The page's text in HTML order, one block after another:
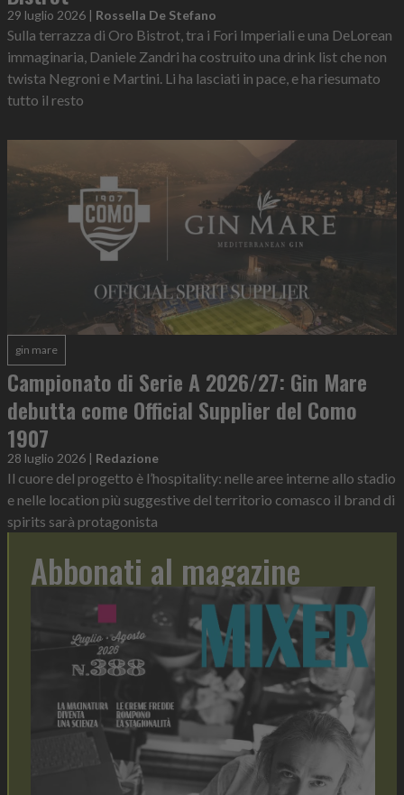
29 luglio 2026 | Rossella De Stefano
Sulla terrazza di Oro Bistrot, tra i Fori Imperiali e una DeLorean
immaginaria, Daniele Zandri ha costruito una drink list che non
twista Negroni e Martini. Li ha lasciati in pace, e ha riesumato
tutto il resto
gin mare
Campionato di Serie A 2026/27: Gin Mare
debutta come Official Supplier del Como
1907
28 luglio 2026 | Redazione
Il cuore del progetto è l’hospitality: nelle aree interne allo stadio
e nelle location più suggestive del territorio comasco il brand di
spirits sarà protagonista
Abbonati al magazine